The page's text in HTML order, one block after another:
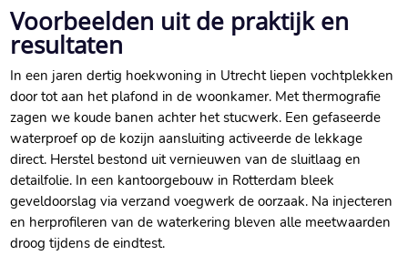
Voorbeelden uit de praktijk en
resultaten
In een jaren dertig hoekwoning in Utrecht liepen vochtplekken
door tot aan het plafond in de woonkamer.​ Met thermografie
zagen we koude banen achter het stucwerk.​ Een gefaseerde
waterproef op de kozijn aansluiting activeerde de lekkage
direct.​ Herstel bestond uit vernieuwen van de sluitlaag en
detailfolie.​ In een kantoorgebouw in Rotterdam bleek
geveldoorslag via verzand voegwerk de oorzaak.​ Na injecteren
en herprofileren van de waterkering bleven alle meetwaarden
droog tijdens de eindtest.​